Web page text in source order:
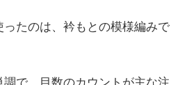
たのは、衿もとの模様編みで
で、目数のカウントが主な注